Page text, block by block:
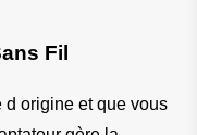
Fil
d origine et que vous